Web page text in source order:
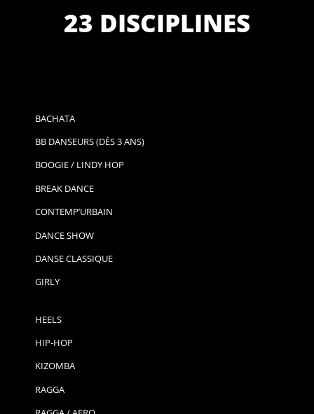
23 DISCIPLINES
BACHATA
BB DANSEURS (DÈS 3 ANS)
BOOGIE / LINDY HOP
BREAK DANCE
CONTEMP’URBAIN
DANCE SHOW
DANSE CLASSIQUE
GIRLY
HEELS
HIP-HOP
KIZOMBA
RAGGA